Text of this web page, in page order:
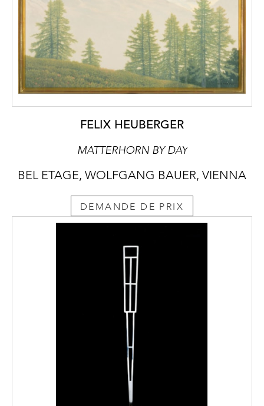
FELIX HEUBERGER
MATTERHORN BY DAY
BEL ETAGE, WOLFGANG BAUER, VIENNA
DEMANDE DE PRIX